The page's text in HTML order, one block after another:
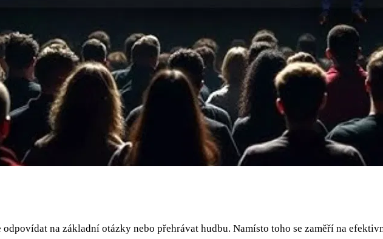
odpovídat na základní otázky nebo přehrávat hudbu. Namísto toho se zaměří na